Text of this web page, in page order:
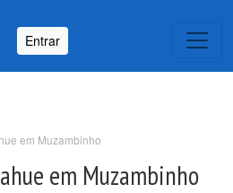
Entrar
em Muzambinho
em Muzambinho